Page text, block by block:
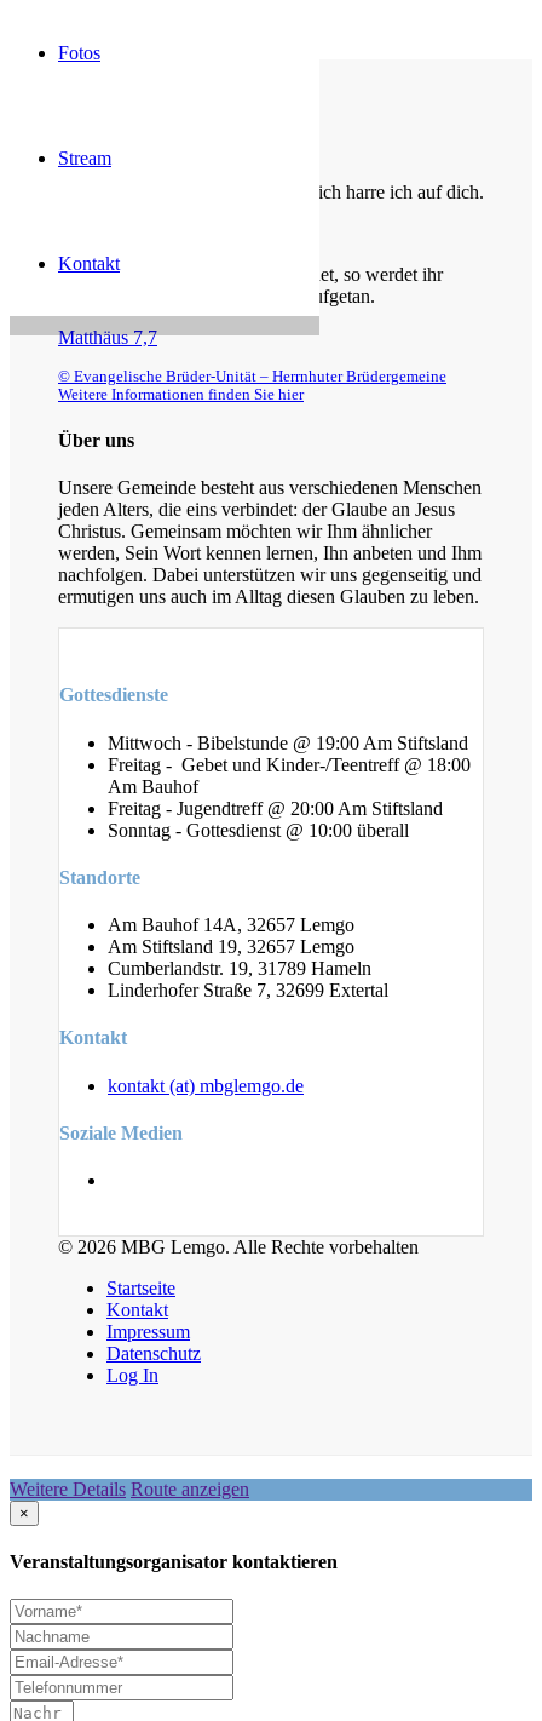
Fotos
Stream
Kontakt
Du bist der Gott, der mir hilft; täglich harre ich auf dich.
Bittet, so wird euch gegeben; suchet, so werdet ihr
finden; klopfet an, so wird euch aufgetan.
Matthäus 7,7
© Evangelische Brüder-Unität – Herrnhuter Brüdergemeine
Weitere Informationen finden Sie hier
Über uns
Unsere Gemeinde besteht aus verschiedenen Menschen
jeden Alters, die eins verbindet: der Glaube an Jesus
Christus. Gemeinsam möchten wir Ihm ähnlicher
werden, Sein Wort kennen lernen, Ihn anbeten und Ihm
nachfolgen. Dabei unterstützen wir uns gegenseitig und
ermutigen uns auch im Alltag diesen Glauben zu leben.
Gottesdienste
Mittwoch - Bibelstunde @ 19:00 Am Stiftsland
Freitag - Gebet und Kinder-/Teentreff @ 18:00
Am Bauhof
Freitag - Jugendtreff @ 20:00 Am Stiftsland
Sonntag - Gottesdienst @ 10:00 überall
Standorte
Am Bauhof 14A, 32657 Lemgo
Am Stiftsland 19, 32657 Lemgo
Cumberlandstr. 19, 31789 Hameln
Linderhofer Straße 7, 32699 Extertal
Kontakt
kontakt (at) mbglemgo.de
Soziale Medien
© 2026 MBG Lemgo. Alle Rechte vorbehalten
Startseite
Kontakt
Impressum
Datenschutz
Log In
Weitere Details Route anzeigen
×
Veranstaltungsorganisator kontaktieren